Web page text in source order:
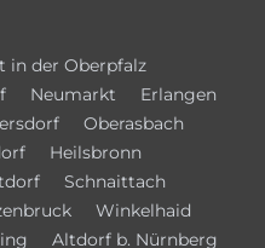
in der Oberpfalz
Neumarkt
Erlangen
Oberasbach
Heilsbronn
Schnaittach
Winkelhaid
Altdorf b. Nürnberg